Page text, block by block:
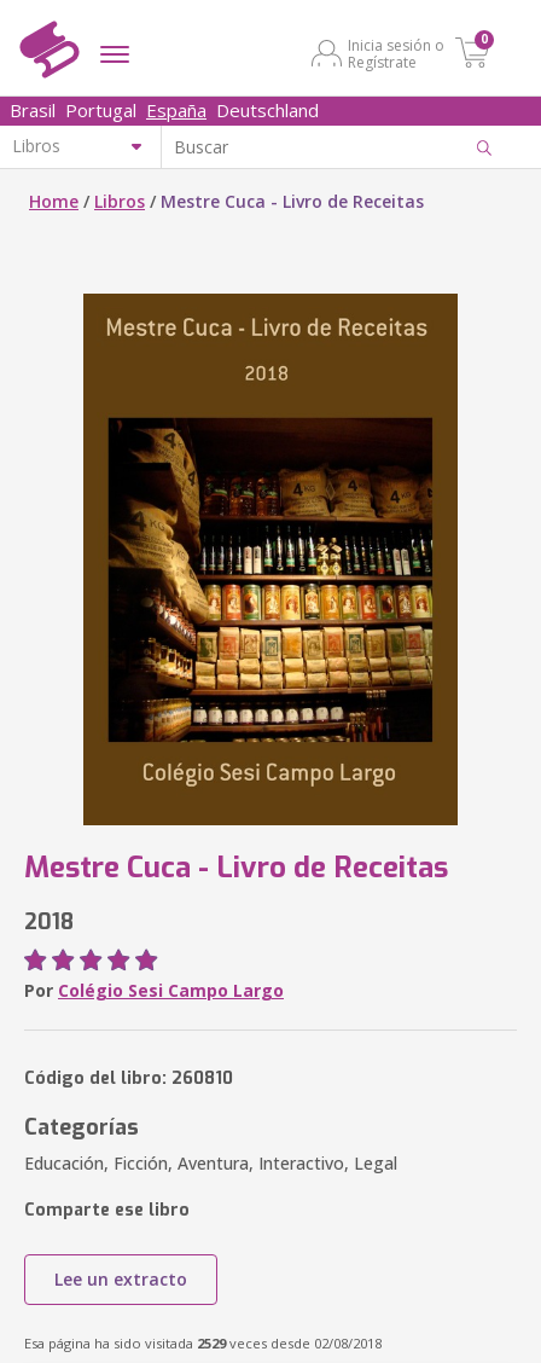
Inicia sesión o
Regístrate
0
Brasil Portugal España Deutschland
Home / Libros / Mestre Cuca - Livro de Receitas
Mestre Cuca - Livro de Receitas
2018
Por Colégio Sesi Campo Largo
Código del libro: 260810
Categorías
Educación, Ficción, Aventura, Interactivo, Legal
Comparte ese libro
Lee un extracto
Esa página ha sido visitada 2529veces desde 02/08/2018